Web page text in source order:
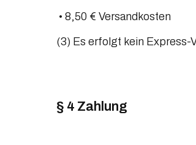
• 8,50 € Versandkosten
(3) Es erfolgt kein Express-
§ 4 Zahlung